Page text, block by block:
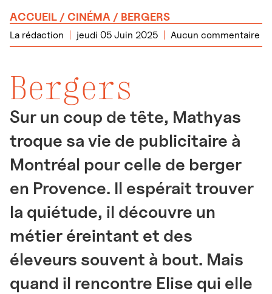
ACCUEIL /CINÉMA / BERGERS
La rédaction jeudi 05 Juin 2025 Aucun commentaire
Bergers
Sur un coup de tête, Mathyas
troque sa vie de publicitaire à
Montréal pour celle de berger
en Provence. Il espérait trouver
la quiétude, il découvre un
métier éreintant et des
éleveurs souvent à bout. Mais
quand il rencontre Elise qui elle